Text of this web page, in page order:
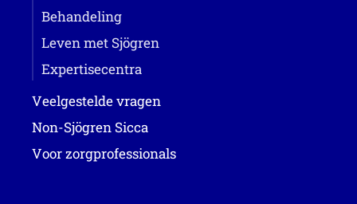
Behandeling
Leven met Sjögren
Expertisecentra
Veelgestelde vragen
Non-Sjögren Sicca
Voor zorgprofessionals